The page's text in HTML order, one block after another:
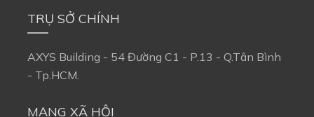
TRỤ SỞ CHÍNH
AXYS Building - 54 Đường C1 - P.13 - Q.Tân Bình
- Tp.HCM.
MẠNG XÃ HỘI